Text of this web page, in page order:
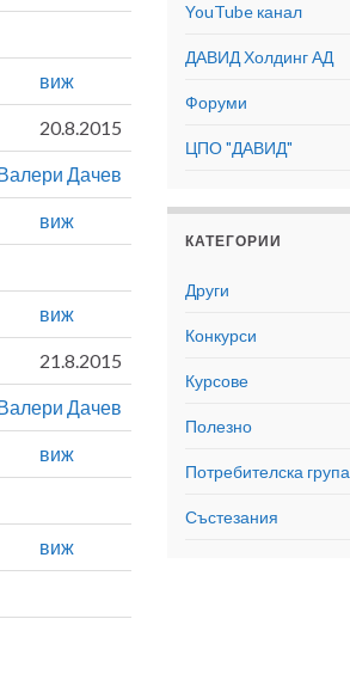
виж
20.8.2015
Дачев
виж
виж
21.8.2015
Дачев
виж
виж
YouTube канал
ДАВИД Холдинг АД
Форуми
ЦПО "ДАВИД"
КАТЕГОРИИ
Други
Конкурси
Курсове
Полезно
Потребителска група
Състезания